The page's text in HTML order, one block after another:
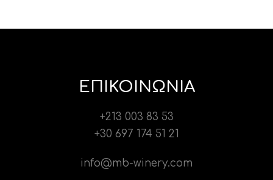
ΕΠΙΚΟΙΝΩΝΙΑ
+213 003 83 53
+30 697 174 51 21
info@mb-winery.com